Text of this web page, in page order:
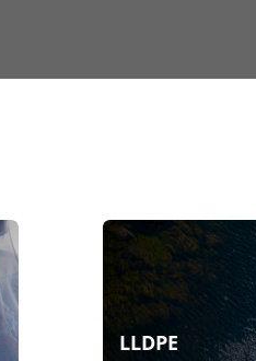
LLDPE